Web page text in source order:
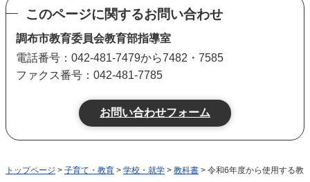
このページに関するお問い合わせ
調布市教育委員会教育部指導室
電話番号：042-481-7479から7482・7585
ファクス番号：042-481-7785
トップページ > 子育て・教育 > 学校・就学 > 教科書 > 令和6年度から使用する教